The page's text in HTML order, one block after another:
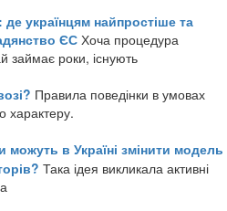
українцям найпростіше та
ЄС Хоча процедура
займає роки, існують
Правила поведінки в умовах
характеру.
можуть в Україні змінити модель
Така ідея викликала активні